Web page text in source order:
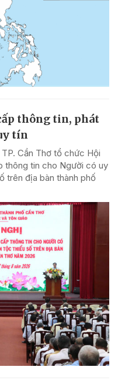
thông tin, phát
tín
Cần Thơ tổ chức Hội
thông tin cho Người có uy
trên địa bàn thành phố